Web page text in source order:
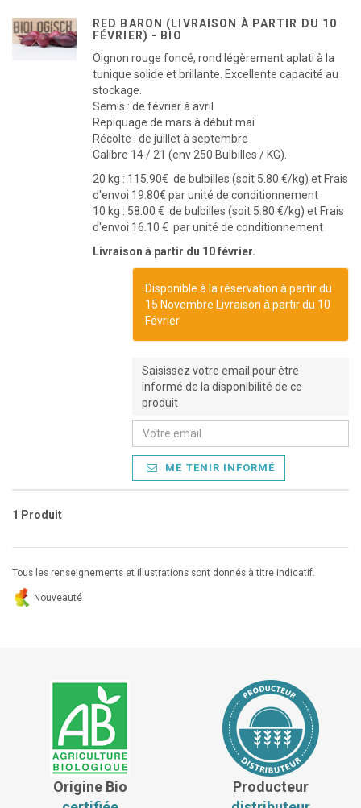
RED BARON (LIVRAISON À PARTIR DU 10
FÉVRIER) - BIO
Oignon rouge foncé, rond légèrement aplati à la
tunique solide et brillante. Excellente capacité au
stockage.
Semis : de février à avril
Repiquage de mars à début mai
Récolte : de juillet à septembre
Calibre 14 / 21 (env 250 Bulbilles / KG).
20 kg : 115.90€ de bulbilles (soit 5.80 €/kg) et Frais
d'envoi 19.80€ par unité de conditionnement
10 kg : 58.00 € de bulbilles (soit 5.80 €/kg) et Frais
d'envoi 16.10 € par unité de conditionnement
Livraison à partir du 10 février.
Disponible à la réservation à partir du
15 Novembre Livraison à partir du 10
Février
Saisissez votre email pour être
informé de la disponibilité de ce
produit
ME TENIR INFORMÉ
1 Produit
Tous les renseignements et illustrations sont donnés à titre indicatif.
Nouveauté
Origine Bio
Producteur